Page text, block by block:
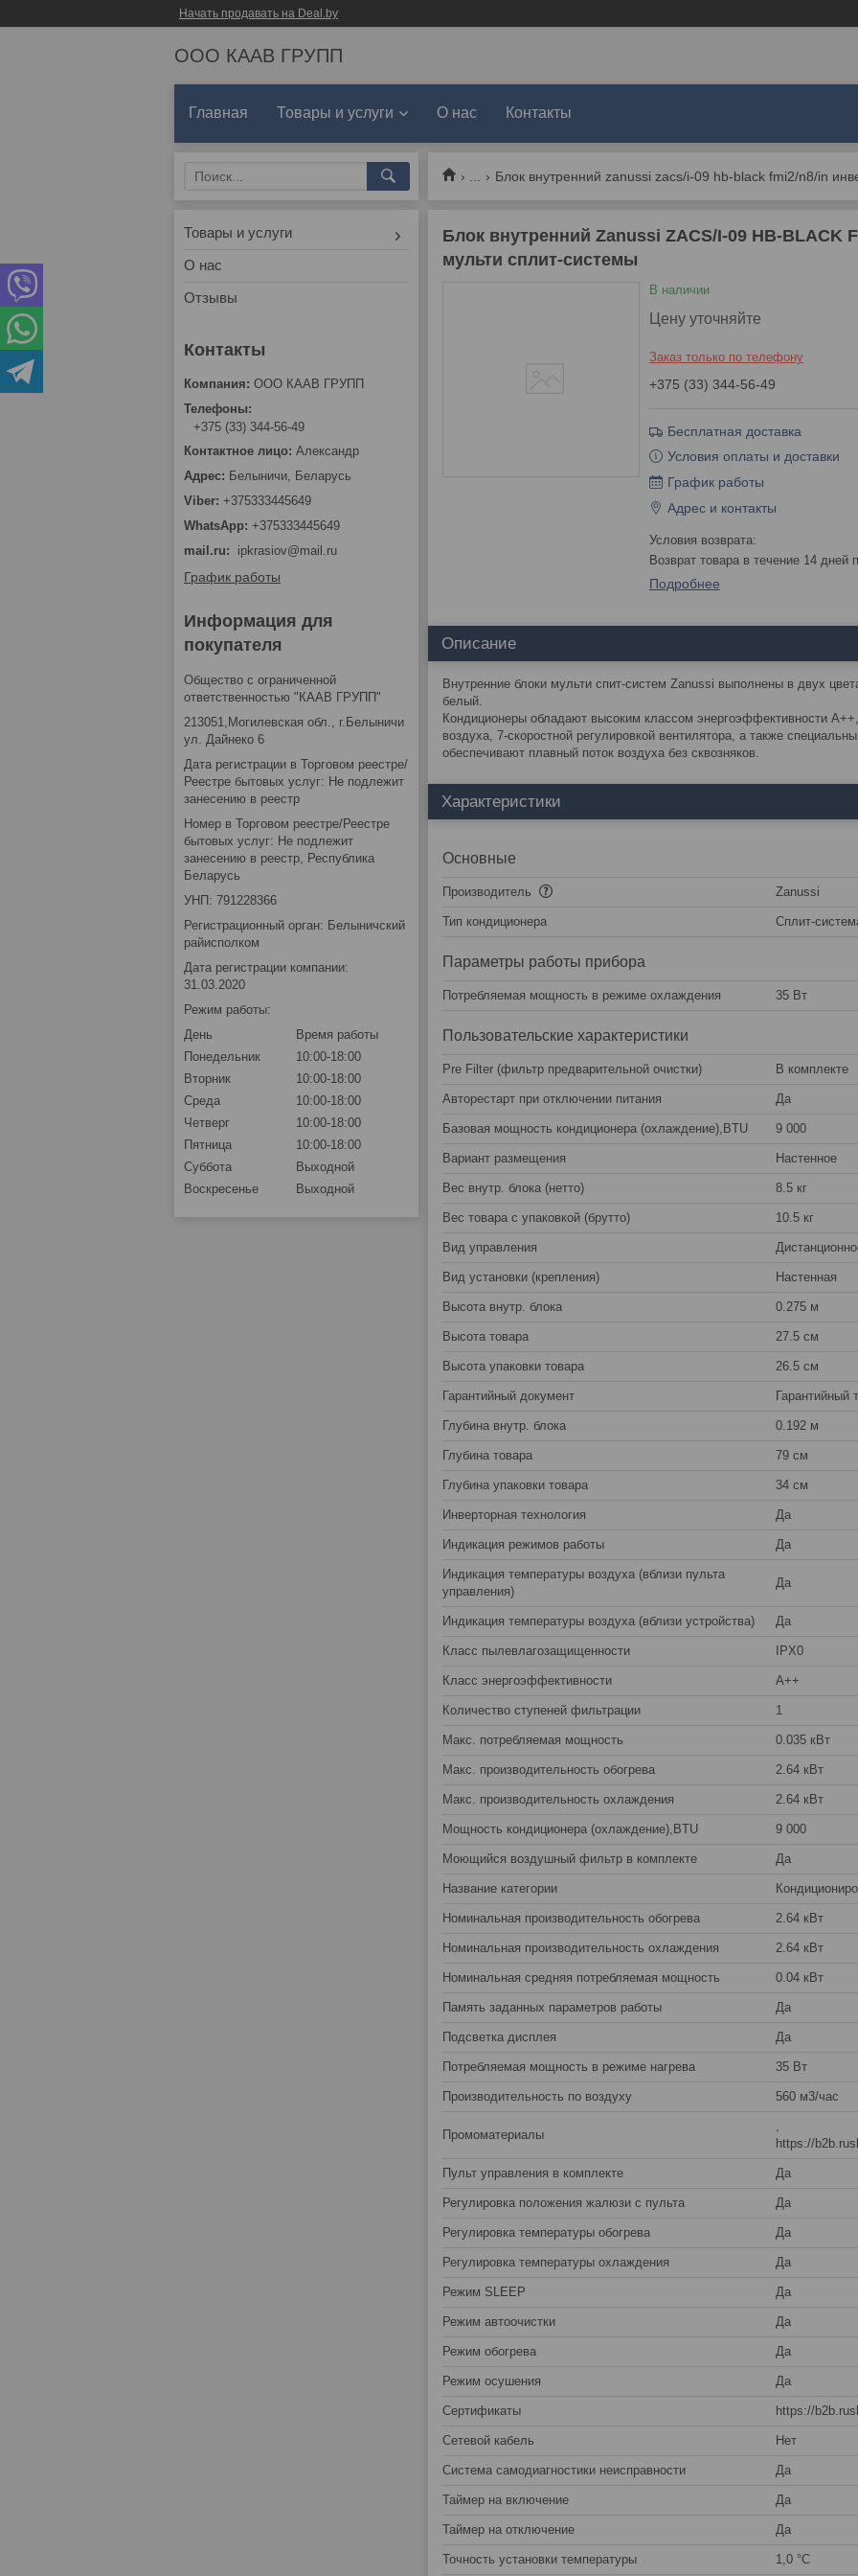
Начать продавать на Deal.by
ООО КААВ ГРУПП
Главная Товары и услуги О нас Контакты
Блок внутренний zanussi zacs/i-09 hb-black fmi2/n8/in
Блок внутренний Zanussi ZACS/I-09 HB-BLACK
мульти сплит-системы
В наличии
Цену уточняйте
Заказ только по телефону
+375 (33) 344-56-49
Бесплатная доставка
Условия оплаты и доставки
График работы
Адрес и контакты
возврат товара в течение 14 дней
Подробнее
Описание
Внутренние блоки мульти спит-систем Zanussi выполнены в двух
белый.
Кондиционеры обладают высоким классом энергоэффективности
воздуха, 7-скоростной регулировкой вентилятора, а также
обеспечивают плавный поток воздуха без сквозняков.
Характеристики
Основные
Производитель Zanussi
Тип кондиционера Сплит-
Параметры работы прибора
Потребляемая мощность в режиме охлаждения 35 Вт
Пользовательские характеристики
Pre Filter (фильтр предварительной очистки) В комплекте
Авторестарт при отключении питания Да
Базовая мощность кондиционера (охлаждение),BTU 9 000
Вариант размещения Настенное
Вес внутр. блока (нетто) 8.5 кг
Вес товара с упаковкой (брутто) 10.5 кг
Вид управления
Вид установки (крепления) Настенная
Высота внутр. блока 0.275 м
Высота товара 27.5 см
Высота упаковки товара 26.5 см
Гарантийный документ Гарантийный
Глубина внутр. блока 0.192 м
Глубина товара 79 см
Глубина упаковки товара 34 см
Инверторная технология Да
Индикация режимов работы Да
Индикация температуры воздуха (вблизи пульта
управления)
Да
Индикация температуры воздуха (вблизи устройства) Да
Класс пылевлагозащищенности IPX0
Класс энергоэффективности A++
Количество ступеней фильтрации 1
Макс. потребляемая мощность 0.035 кВт
Макс. производительность обогрева 2.64 кВт
Макс. производительность охлаждения 2.64 кВт
Мощность кондиционера (охлаждение),BTU 9 000
Моющийся воздушный фильтр в комплекте Да
Название категории
Номинальная производительность обогрева 2.64 кВт
Номинальная производительность охлаждения 2.64 кВт
Номинальная средняя потребляемая мощность 0.04 кВт
Память заданных параметров работы Да
Подсветка дисплея Да
Потребляемая мощность в режиме нагрева 35 Вт
Производительность по воздуху 560 м3/час
Промоматериалы
,
https://
Пульт управления в комплекте Да
Регулировка положения жалюзи с пульта Да
Регулировка температуры обогрева Да
Регулировка температуры охлаждения Да
Режим SLEEP Да
Режим автоочистки Да
Режим обогрева Да
Режим осушения Да
Сертификаты https://
Сетевой кабель Нет
Система самодиагностики неисправности Да
Таймер на включение Да
Таймер на отключение Да
Точность установки температуры 1,0 °С
Товары и услуги
О нас
Отзывы
ООО КААВ ГРУПП
+375 (33) 344-56-49
Александр
Белыничи, Беларусь
+375333445649
+375333445649
mail.ru
ipkrasiov@mail.ru
График работы
Информация для
покупателя
Общество с ограниченной
ответственностью "КААВ ГРУПП"
213051,Могилевская обл., г.Белыничи
ул. Дайнеко 6
Дата регистрации в Торговом реестре/
Реестре бытовых услуг: Не подлежит
занесению в реестр
Номер в Торговом реестре/Реестре
бытовых услуг: Не подлежит
занесению в реестр, Республика
Беларусь
УНП: 791228366
Регистрационный орган: Белыничский
райисполком
Дата регистрации компании:
31.03.2020
Режим работы:
День
Время работы
Понедельник
10:00-18:00
Вторник
10:00-18:00
Среда
10:00-18:00
Четверг
10:00-18:00
Пятница
10:00-18:00
Суббота
Выходной
Воскресенье
Выходной